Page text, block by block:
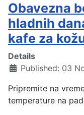
Obavezna
hladnih
kafe za
Details
Published: 03
Pripremite na
temperature na